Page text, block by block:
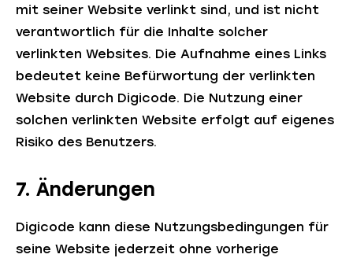
mit seiner Website verlinkt sind, und ist nicht
verantwortlich für die Inhalte solcher
verlinkten Websites. Die Aufnahme eines Links
bedeutet keine Befürwortung der verlinkten
Website durch Digicode. Die Nutzung einer
solchen verlinkten Website erfolgt auf eigenes
Risiko des Benutzers.
7. Änderungen
Digicode kann diese Nutzungsbedingungen für
seine Website jederzeit ohne vorherige